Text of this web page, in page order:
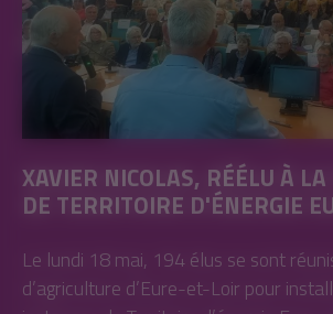
XAVIER NICOLAS, RÉÉLU À
DE TERRITOIRE D'ÉNERGIE
Le lundi 18 mai, 194 élus se sont
d’agriculture d’Eure-et-Loir pour